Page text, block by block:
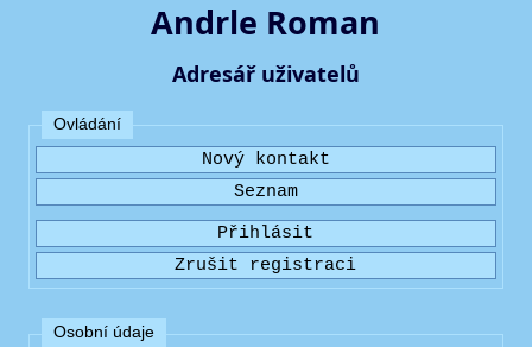
Andrle Roman
Adresář uživatelů
Ovládání
Osobní údaje